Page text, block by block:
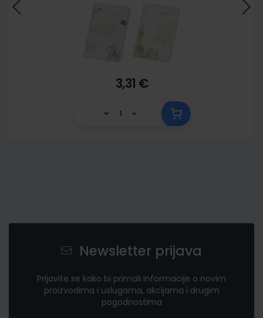
3,31 €
Newsletter prijava
Prijavite se kako bi primali informacije o novim
proizvodima i uslugama, akcijama i drugim
pogodnostima